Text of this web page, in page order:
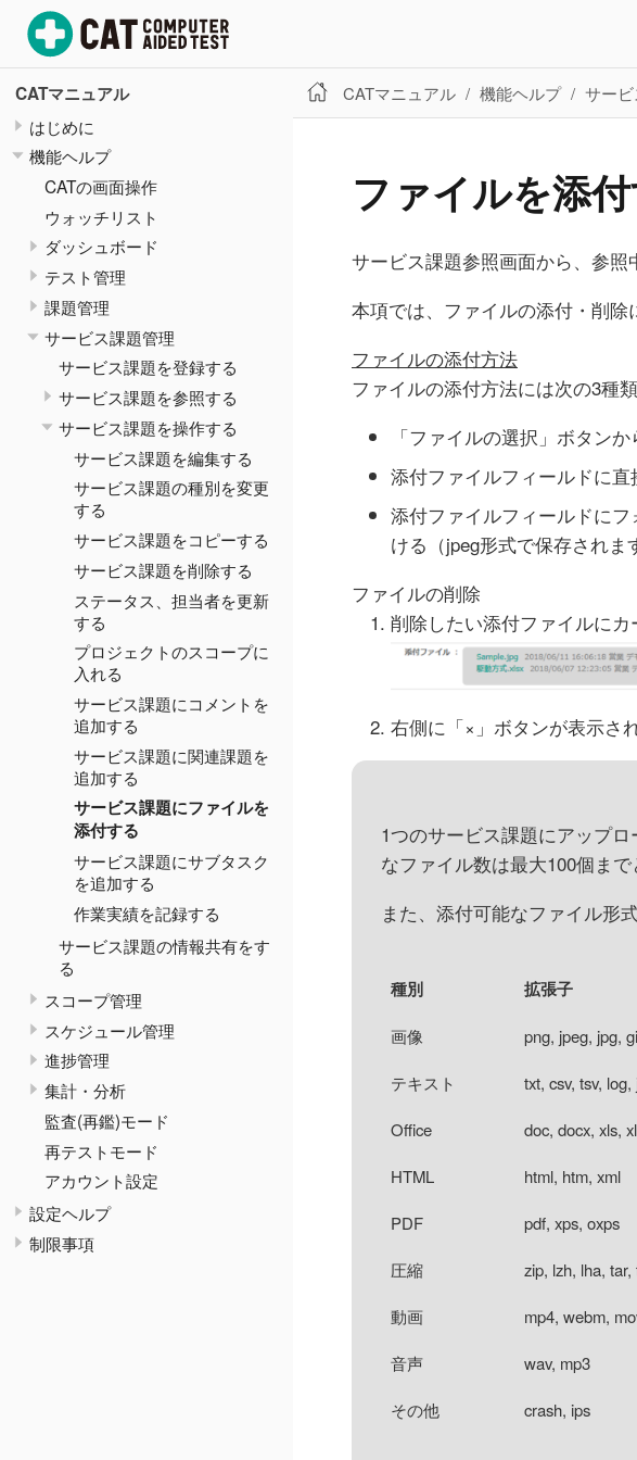
CATマニュアル
はじめに
機能ヘルプ
CATの画面操作
ウォッチリスト
ダッシュボード
テスト管理
課題管理
サービス課題管理
サービス課題を登録する
サービス課題を参照する
サービス課題を操作する
サービス課題を編集する
サービス課題の種別を変更
する
サービス課題をコピーする
サービス課題を削除する
ステータス、担当者を更新
する
プロジェクトのスコープに
入れる
サービス課題にコメントを
追加する
サービス課題に関連課題を
追加する
サービス課題にファイルを
添付する
サービス課題にサブタスク
を追加する
作業実績を記録する
サービス課題の情報共有をす
る
スコープ管理
スケジュール管理
進捗管理
集計・分析
監査(再鑑)モード
再テストモード
アカウント設定
設定ヘルプ
制限事項
CATマニュアル 機能ヘルプ サー
ファイルを添
サービス課題参照画面から、参照
本項では、ファイルの添付・削除
ファイルの添付方法
ファイルの添付方法には次の3種類
「ファイルの選択」ボタン
添付ファイルフィールドに
添付ファイルフィールドに
ける（jpeg形式で保存されま
ファイルの削除
削除したい添付ファイルにカ
右側に「×」ボタンが表示さ
1つのサービス課題にアップ
なファイル数は最大100個まで
また、添付可能なファイル形
種別 拡張子
画像 png, jpeg, jpg,
テキスト txt, csv, tsv,
Office doc, docx, xls,
HTML html, htm, xml
PDF pdf, xps, oxps
圧縮 zip, lzh, lha, tar,
動画 mp4, webm,
音声 wav, mp3
その他 crash, ips